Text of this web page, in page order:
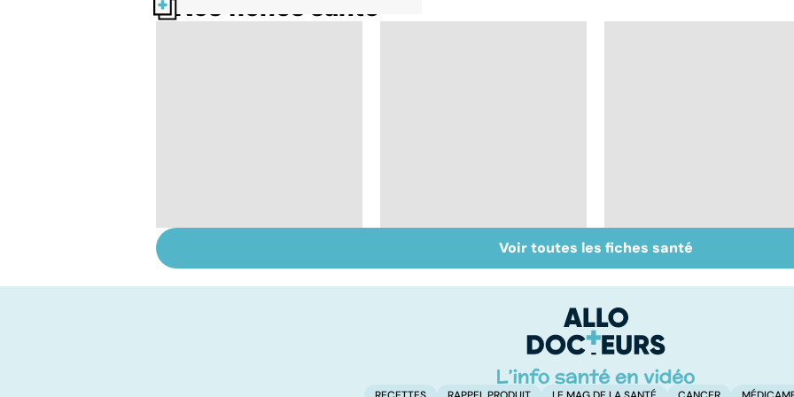
Nos fiches santé
oligo-élément vital
Intestin irritable : le
régime FODMAP, une
Alimentation : le péril
jeûne ?
Voir toutes les fiches santé